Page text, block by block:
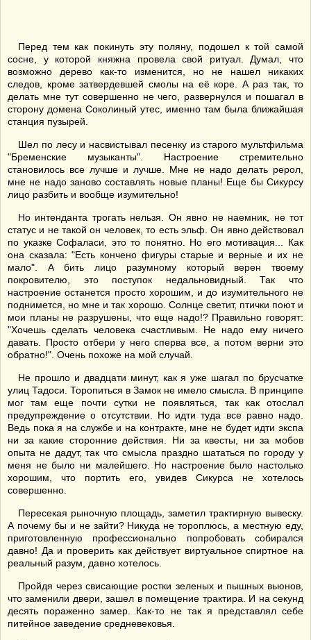
Перед тем как покинуть эту поляну, подошел к той самой
сосне, у которой княжна провела свой ритуал. Думал, что
возможно дерево как-то изменится, но не нашел никаких
следов, кроме затвердевшей смолы на её коре. А раз так, то
делать мне тут совершенно не чего, развернулся и пошагал в
сторону домена Соколиный утес, именно там была ближайшая
станция пузырей.
Шел по лесу и насвистывал песенку из старого мультфильма
"Бременские музыканты". Настроение стремительно
становилось все лучше и лучше. Мне не надо делать рерол,
мне не надо заново составлять новые планы! Еще бы Сикурсу
лицо разбить и вообще изумительно!
Но интенданта трогать нельзя. Он явно не наемник, не тот
статус и не такой он человек, то есть эльф. Он явно действовал
по указке Софаласи, это то понятно. Но его мотивация... Как
она сказала: "Есть кончено фигуры старые и верные и их не
мало". А бить лицо разумному который верен твоему
покровителю, это поступок недальновидный. Так что
настроение останется просто хорошим, и до изумительного не
поднимется, но мне и так хорошо. Солнце светит, птички поют и
мои планы не разрушены, что еще надо!? Правильно говорят:
"Хочешь сделать человека счастливым. Не надо ему ничего
давать. Просто отбери у него сперва все, а потом верни это
обратно!". Очень похоже на мой случай.
Не прошло и двадцати минут, как я уже шагал по брусчатке
улиц Тадоси. Торопиться в Замок не имело смысла. В принципе
мог там еще почти сутки не появляться, так как отослал
предупреждение о отсутствии. Но идти туда все равно надо.
Ведь пока я на службе и на контракте, мне не будет идти экспа
ни за какие сторонние действия. Ни за квесты, ни за мобов
опыта не дадут, так что смысла праздно шататься по городу у
меня не было ни малейшего. Но настроение было настолько
хорошим, что портить его, увидев Сикурса не хотелось
совершенно.
Пересекая рыночную площадь, заметил трактирную вывеску.
А почему бы и не зайти? Никуда не тороплюсь, а местную еду,
приготовленную профессионально попробовать собирался
давно! Да и проверить как действует виртуальное спиртное на
реальный разум, давно хотелось.
Пройдя через свисающие ростки зеленых и пышных вьюнов,
что заменили двери, зашел в помещение трактира. И на секунд
десять пораженно замер. Как-то не так я представлял себе
питейное заведение средневековья.